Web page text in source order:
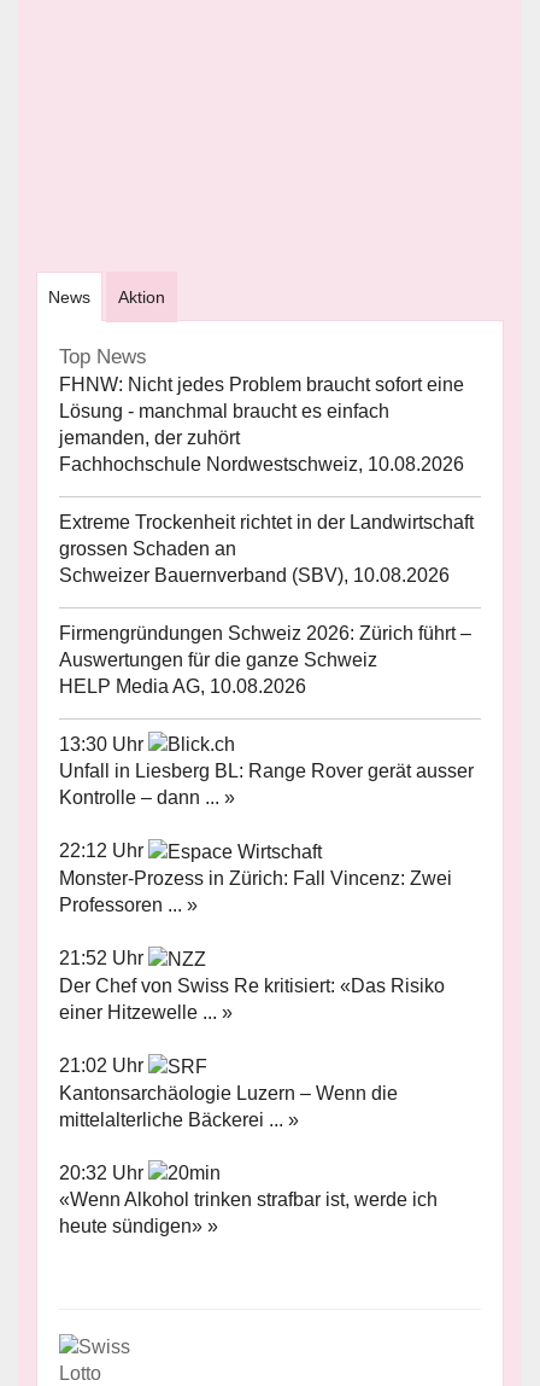
News Aktion
Top News
FHNW: Nicht jedes Problem braucht sofort eine
Lösung - manchmal braucht es einfach
jemanden, der zuhört
Fachhochschule Nordwestschweiz, 10.08.2026
Extreme Trockenheit richtet in der Landwirtschaft
grossen Schaden an
Schweizer Bauernverband (SBV), 10.08.2026
Firmengründungen Schweiz 2026: Zürich führt –
Auswertungen für die ganze Schweiz
HELP Media AG, 10.08.2026
13:30 Uhr
Unfall in Liesberg BL: Range Rover gerät ausser
Kontrolle – dann ... »
22:12 Uhr
Monster-Prozess in Zürich: Fall Vincenz: Zwei
Professoren ... »
21:52 Uhr
Der Chef von Swiss Re kritisiert: «Das Risiko
einer Hitzewelle ... »
21:02 Uhr
Kantonsarchäologie Luzern – Wenn die
mittelalterliche Bäckerei ... »
20:32 Uhr
«Wenn Alkohol trinken strafbar ist, werde ich
heute sündigen» »